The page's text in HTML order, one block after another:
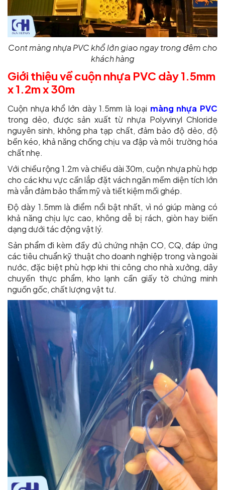
Cont màng nhựa PVC khổ lớn giao ngay trong đêm cho
khách hàng
Giới thiệu về cuộn nhựa PVC dày 1.5mm
x 1.2m x 30m
Cuộn nhựa khổ lớn dày 1.5mm là loại màng nhựa PVC
trong dẻo, được sản xuất từ nhựa Polyvinyl Chloride
nguyên sinh, không pha tạp chất, đảm bảo độ dẻo, độ
bền kéo, khả năng chống chịu va đập và môi trường hóa
chất nhẹ.
Với chiều rộng 1.2m và chiều dài 30m, cuộn nhựa phù hợp
cho các khu vực cần lắp đặt vách ngăn mềm diện tích lớn
mà vẫn đảm bảo thẩm mỹ và tiết kiệm mối ghép.
Độ dày 1.5mm là điểm nổi bật nhất, vì nó giúp màng có
khả năng chịu lực cao, không dễ bị rách, giòn hay biến
dạng dưới tác động vật lý.
Sản phẩm đi kèm đầy đủ chứng nhận CO, CQ, đáp ứng
các tiêu chuẩn kỹ thuật cho doanh nghiệp trong và ngoài
nước, đặc biệt phù hợp khi thi công cho nhà xưởng, dây
chuyền thực phẩm, kho lạnh cần giấy tờ chứng minh
nguồn gốc, chất lượng vật tư.